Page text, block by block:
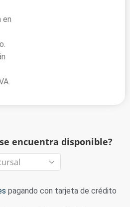
en
encuentra disponible?
pagando con tarjeta de crédito